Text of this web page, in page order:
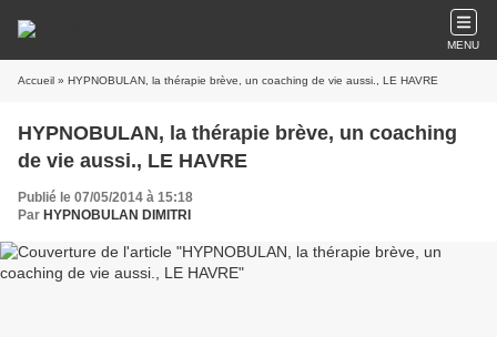
MENU
Accueil » HYPNOBULAN, la thérapie brève, un coaching de vie aussi., LE HAVRE
HYPNOBULAN, la thérapie brève, un coaching
de vie aussi., LE HAVRE
Publié le 07/05/2014 à 15:18
Par HYPNOBULAN DIMITRI